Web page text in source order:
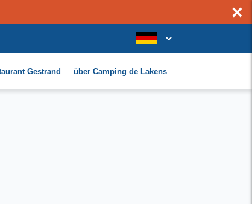
×
Gestrand über Camping de Lakens